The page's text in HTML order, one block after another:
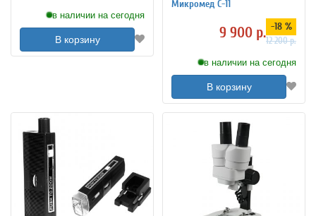
в наличии на сегодня
В корзину
Микромед С-11
9 900 р. -18 %
12 200 р.
в наличии на сегодня
В корзину